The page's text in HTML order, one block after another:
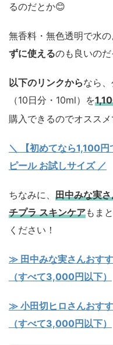
るのだとか😊
無香料・無色透明で水の
ずに使えるのも良いのだ
以下のリンクからなら
（10日分・10ml）を
購入できるのでオススメ
＼ 【初めてなら1,100
ピール お試しサイズ／
ちなみに、 田中みな実
チプラ スキンケアもま
ください！
≫ 田中みな実さんおす
（すべて3,000円以下）
≫ 小田切ヒロさんおす
（すべて3,000円以下）